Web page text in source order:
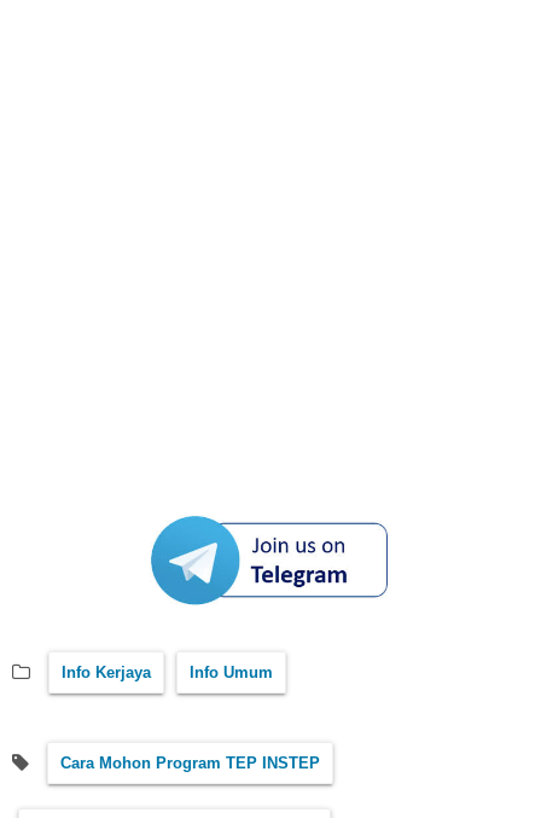
Info Kerjaya Info Umum
Cara Mohon Program TEP INSTEP